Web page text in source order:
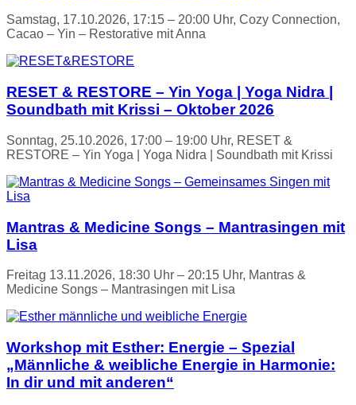
Samstag, 17.10.2026, 17:15 – 20:00 Uhr, Cozy Connection,
Cacao – Yin – Restorative mit Anna
RESET & RESTORE – Yin Yoga | Yoga Nidra |
Soundbath mit Krissi – Oktober 2026
Sonntag, 25.10.2026, 17:00 – 19:00 Uhr, RESET &
RESTORE – Yin Yoga | Yoga Nidra | Soundbath mit Krissi
Mantras & Medicine Songs – Mantrasingen mit
Lisa
Freitag 13.11.2026, 18:30 Uhr – 20:15 Uhr, Mantras &
Medicine Songs – Mantrasingen mit Lisa
Workshop mit Esther: Energie – Spezial
„Männliche & weibliche Energie in Harmonie:
In dir und mit anderen“